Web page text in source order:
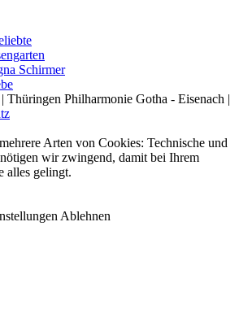
Thüringen Philharmonie Gotha - Eisenach |
Arten von Cookies: Technische und
wir zwingend, damit bei Ihrem
alles gelingt.
Ablehnen